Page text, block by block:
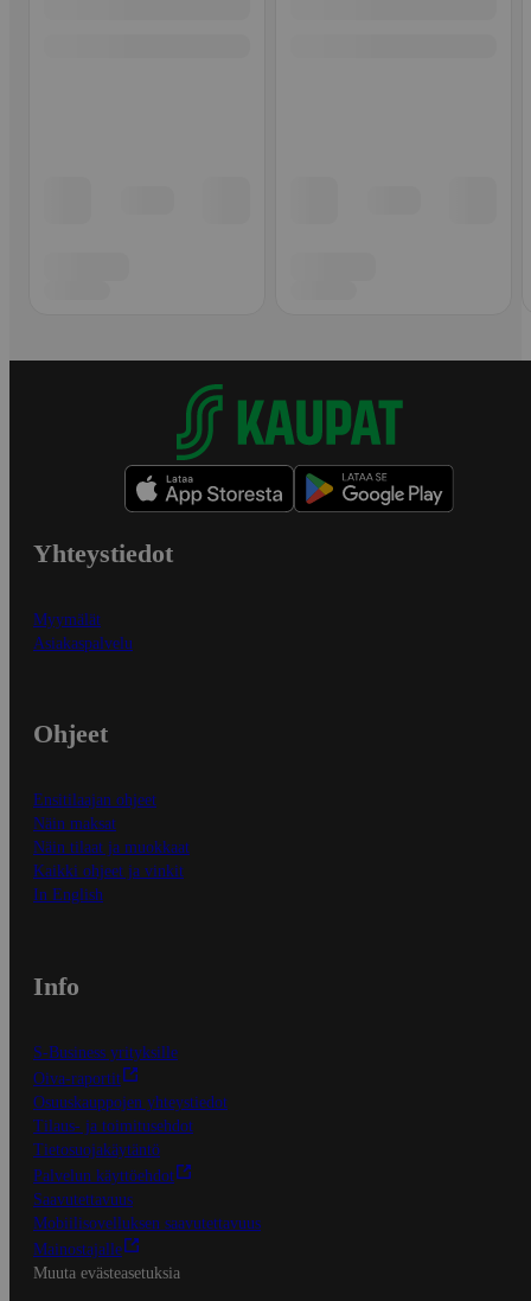
Yhteystiedot
Myymälät
Asiakaspalvelu
Ohjeet
Ensitilaajan ohjeet
Näin maksat
Näin tilaat ja muokkaat
Kaikki ohjeet ja vinkit
In English
Info
S-Business yrityksille
Oiva-raportit
Osuuskauppojen yhteystiedot
Tilaus- ja toimitusehdot
Tietosuojakäytäntö
Palvelun käyttöehdot
Saavutettavuus
Mobiilisovelluksen saavutettavuus
Mainostajalle
Muuta evästeasetuksia